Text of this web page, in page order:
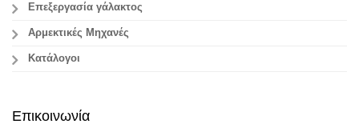
Επεξεργασία γάλακτος
Aρμεκτικές Μηχανές
Κατάλογοι
Επικοινωνία